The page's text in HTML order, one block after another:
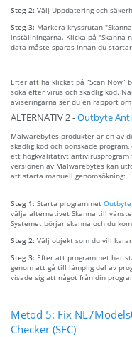
Steg 2: Välj Uppdatering och
Steg 3: Markera kryssrutan
inställningarna. Klicka på "Skanna
data måste sparas innan du
Efter att ha klickat på “Scan
söka efter virus och skadlig kod.
aviseringarna ser du en rapport
ALTERNATIV 2 -Outbyte
Malwarebytes-produkter är en av
skadlig kod och oönskade
ett högkvalitativt antivirusprogram
versionen av Malwarebytes kan
att starta manuell genomsökning:
Steg 1: Starta programmet Outbyte
välja alternativet Skanna till
Systemet börjar skanna och du
Steg 2: Välj objekt som du vill
Steg 3: Efter att programmet har
genom att gå till lämplig del av
visade sig att något från din
Metod 5: Fix
Checker (SFC)